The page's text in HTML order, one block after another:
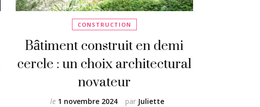
CONSTRUCTION
Bâtiment construit en demi
cercle : un choix architectural
novateur
par Juliette
le 1 novembre 2024